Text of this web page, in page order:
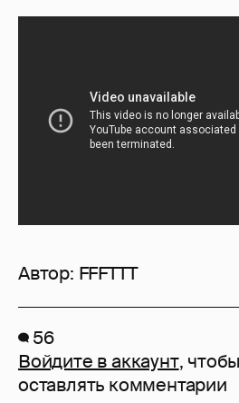
Автор: FFFTTT
56
Войдите в аккаунт,
оставлять комментарии